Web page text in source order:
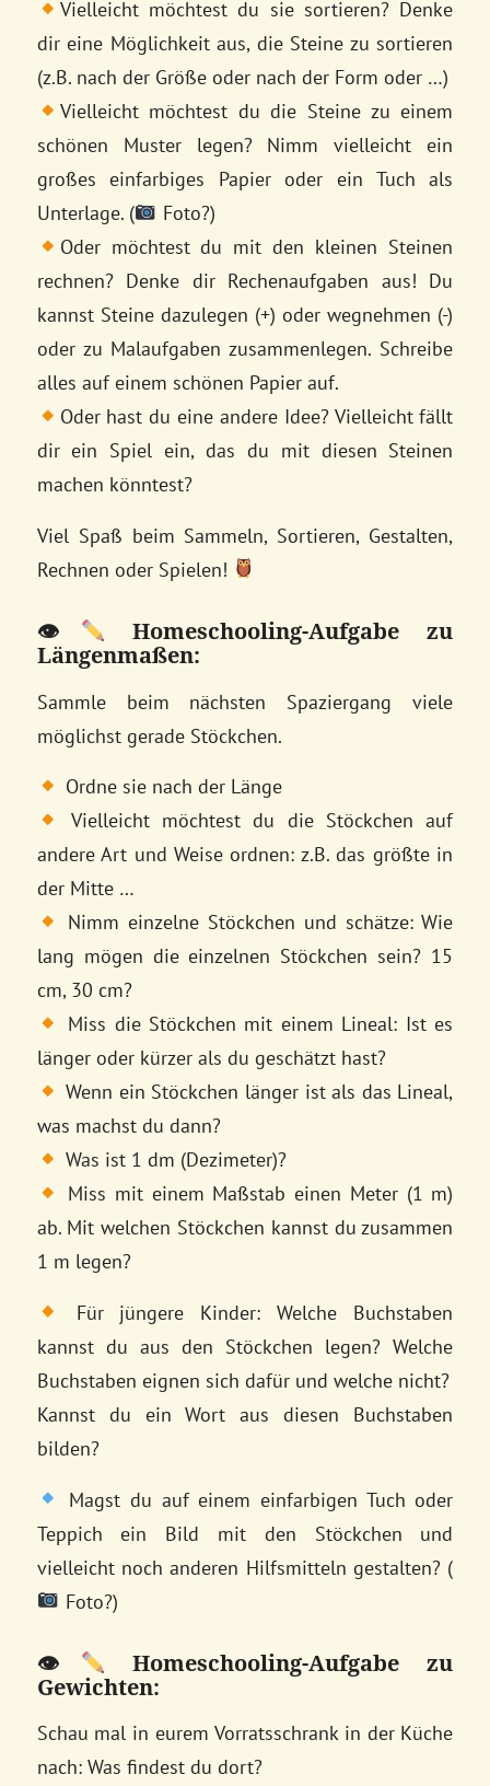
Vielleicht möchtest du sie sortieren? Denke
dir eine Möglichkeit aus, die Steine zu sortieren
(z.B. nach der Größe oder nach der Form oder …)
Vielleicht möchtest du die Steine zu einem
schönen Muster legen? Nimm vielleicht ein
großes einfarbiges Papier oder ein Tuch als
Unterlage. (
Foto?)
Oder möchtest du mit den kleinen Steinen
rechnen? Denke dir Rechenaufgaben aus! Du
kannst Steine dazulegen (+) oder wegnehmen (-)
oder zu Malaufgaben zusammenlegen. Schreibe
alles auf einem schönen Papier auf.
Oder hast du eine andere Idee? Vielleicht fällt
dir ein Spiel ein, das du mit diesen Steinen
machen könntest?
Viel Spaß beim Sammeln, Sortieren, Gestalten,
Rechnen oder Spielen!
👁
Homeschooling-Aufgabe zu
Längenmaßen:
Sammle beim nächsten Spaziergang viele
möglichst gerade Stöckchen.
Ordne sie nach der Länge
Vielleicht möchtest du die Stöckchen auf
andere Art und Weise ordnen: z.B. das größte in
der Mitte …
Nimm einzelne Stöckchen und schätze: Wie
lang mögen die einzelnen Stöckchen sein? 15
cm, 30 cm?
Miss die Stöckchen mit einem Lineal: Ist es
länger oder kürzer als du geschätzt hast?
Wenn ein Stöckchen länger ist als das Lineal,
was machst du dann?
Was ist 1 dm (Dezimeter)?
Miss mit einem Maßstab einen Meter (1 m)
ab. Mit welchen Stöckchen kannst du zusammen
1 m legen?
Für jüngere Kinder: Welche Buchstaben
kannst du aus den Stöckchen legen? Welche
Buchstaben eignen sich dafür und welche nicht?
Kannst du ein Wort aus diesen Buchstaben
bilden?
Magst du auf einem einfarbigen Tuch oder
Teppich ein Bild mit den Stöckchen und
vielleicht noch anderen Hilfsmitteln gestalten? (
Foto?)
👁
Homeschooling-Aufgabe zu
Gewichten:
Schau mal in eurem Vorratsschrank in der Küche
nach: Was findest du dort?